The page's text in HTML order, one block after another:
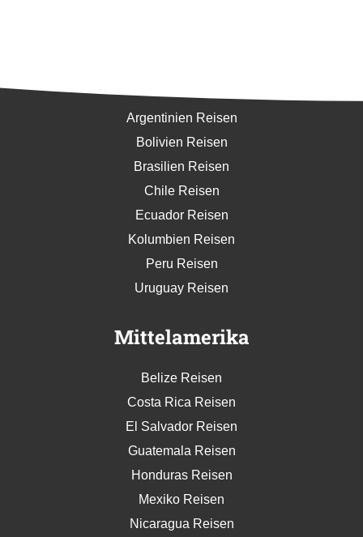
Argentinien Reisen
Bolivien Reisen
Brasilien Reisen
Chile Reisen
Ecuador Reisen
Kolumbien Reisen
Peru Reisen
Uruguay Reisen
Mittelamerika
Belize Reisen
Costa Rica Reisen
El Salvador Reisen
Guatemala Reisen
Honduras Reisen
Mexiko Reisen
Nicaragua Reisen